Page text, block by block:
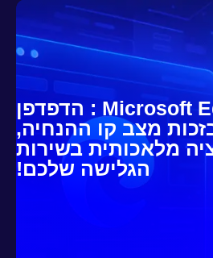
Microsoft Edge : הדפדפן
מצב קו ההנחיה,
מלאכותית בשירות
הגלישה שלכם!